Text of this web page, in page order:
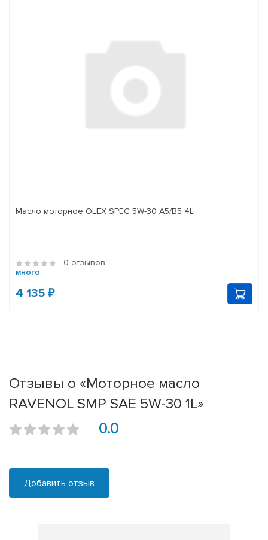
Масло моторное OLEX SPEC 5W-30 A5/B5 4L
0 отзывов
много
4 135 ₽
Отзывы о «Моторное масло
RAVENOL SMP SAE 5W-30 1L»
0.0
Добавить отзыв